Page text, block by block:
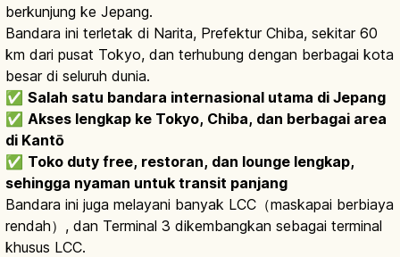
berkunjung ke Jepang.
Bandara ini terletak di Narita, Prefektur Chiba, sekitar 60
km dari pusat Tokyo, dan terhubung dengan berbagai kota
besar di seluruh dunia.
✅ Salah satu bandara internasional utama di Jepang
✅ Akses lengkap ke Tokyo, Chiba, dan berbagai area
di Kantō
✅ Toko duty free, restoran, dan lounge lengkap,
sehingga nyaman untuk transit panjang
Bandara ini juga melayani banyak LCC（maskapai berbiaya
rendah）, dan Terminal 3 dikembangkan sebagai terminal
khusus LCC.